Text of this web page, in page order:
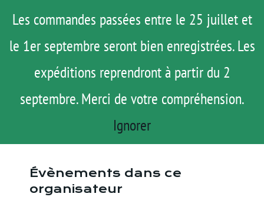
Les commandes passées entre le 25 juillet et
le 1er septembre seront bien enregistrées. Les
expéditions reprendront à partir du 2
septembre. Merci de votre compréhension.
Ignorer
contenu
Menu
ROAD TRIP
ACTUS
TESTS
AGENDA
MATOS
TUTOS
Green Rallye
« Tous les Évènements
web
https://www.greenrallye.com/
Évènements dans ce
organisateur